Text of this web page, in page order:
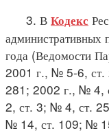
3. В Кодекс
административных
года (Ведомости
2001 г., № 5-6,
281; 2002 г., № 4,
2, ст. 3; № 4, ст.
№ 14, ст. 109; №